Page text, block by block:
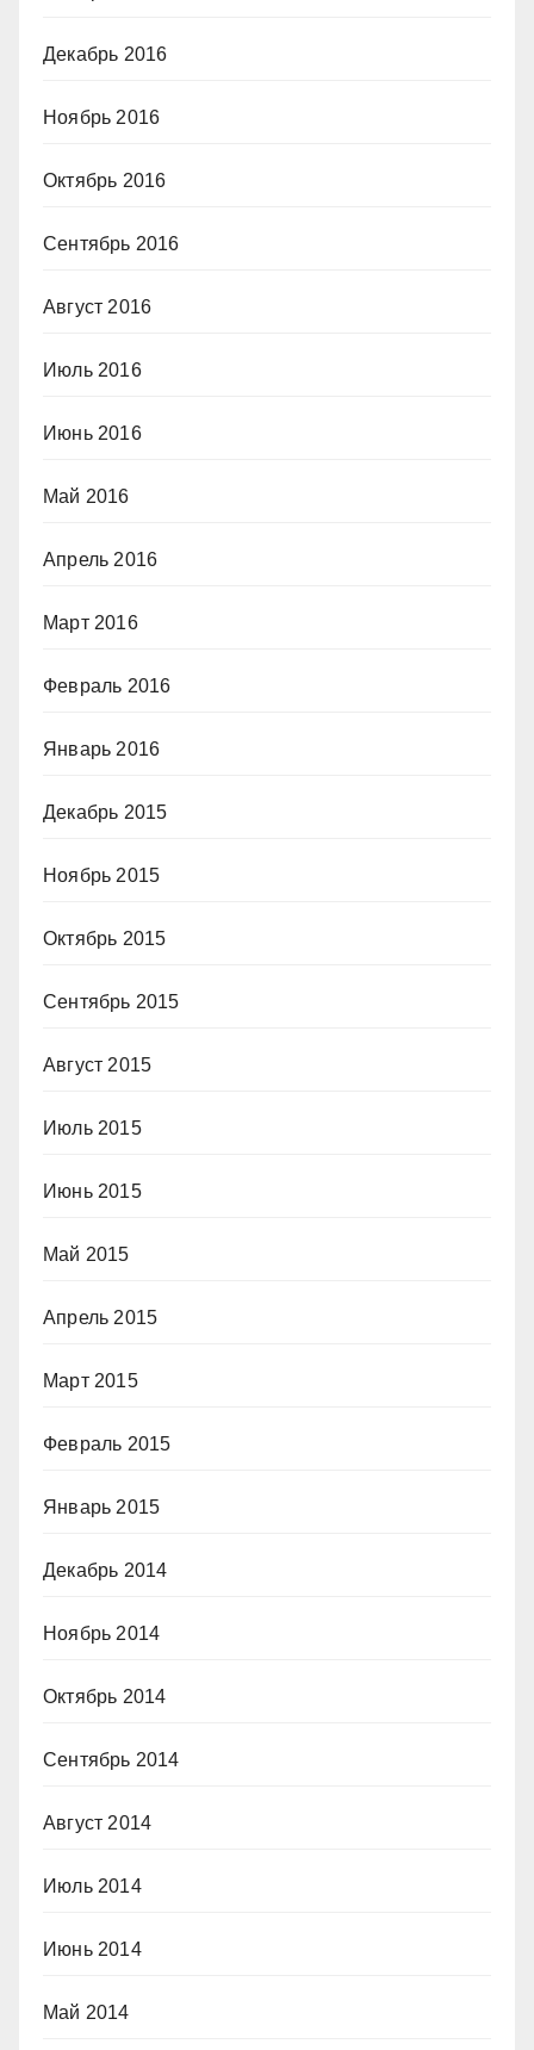
Декабрь 2016
Ноябрь 2016
Октябрь 2016
Сентябрь 2016
Август 2016
Июль 2016
Июнь 2016
Май 2016
Апрель 2016
Март 2016
Февраль 2016
Январь 2016
Декабрь 2015
Ноябрь 2015
Октябрь 2015
Сентябрь 2015
Август 2015
Июль 2015
Июнь 2015
Май 2015
Апрель 2015
Март 2015
Февраль 2015
Январь 2015
Декабрь 2014
Ноябрь 2014
Октябрь 2014
Сентябрь 2014
Август 2014
Июль 2014
Июнь 2014
Май 2014